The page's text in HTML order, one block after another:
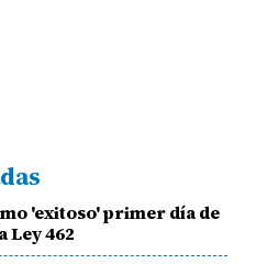
'exitoso' primer día de
Ley 462